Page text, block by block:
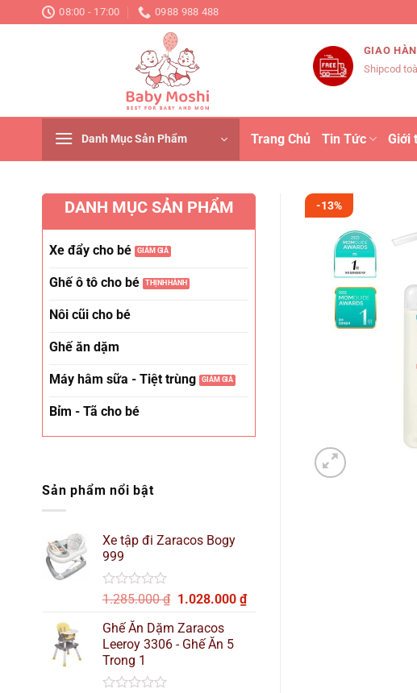
đến
08:00 - 17:00 0988 988 488
GIAO
Shipcod
Danh Mục Sản Phẩm Trang Chủ Tin Tức Giới
DANH MỤC SẢN PHẨM
Xe đẩy cho bé
Ghế ô tô cho bé
Nôi cũi cho bé
Ghế ăn dặm
Máy hâm sữa - Tiệt trùng
Bỉm - Tã cho bé
Sản phẩm nổi bật
Xe tập đi Zaracos Bogy
999
Được
hạng
0
5
sao
1.285.000₫ Giá
là:
1.285.000 ₫.
1.028.000 ₫Giá
Ghế Ăn Dặm Zaracos
Leeroy 3306 - Ghế Ăn 5
Trong 1
-13%